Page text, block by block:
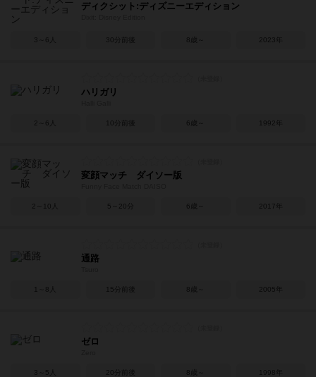
ディクシット:ディズニーエディション
3～6人 30分前後 8歳～ 2023年
ハリガリ
2～6人 10分前後 6歳～ 1992年
変顔マッチ ダイソー版
2～10人 5～20分 6歳～ 2017年
通路
1～8人 15分前後 8歳～ 2005年
ゼロ
3～5人 20分前後 8歳～ 1998年